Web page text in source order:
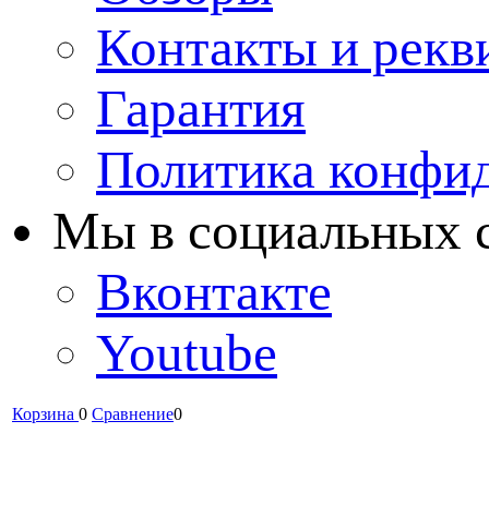
Контакты и
Гарантия
Политика
Мы в cоциальных
Вконтакте
Youtube
Корзина 0 Сравнение0